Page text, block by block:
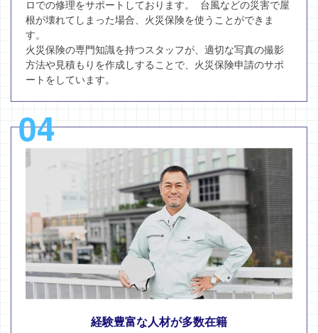
ロでの修理をサポートしております。 台風などの災害で屋
根が壊れてしまった場合、火災保険を使うことができま
す。
火災保険の専門知識を持つスタッフが、適切な写真の撮影
方法や見積もりを作成しすることで、火災保険申請のサポ
ートをしています。
04
経験豊富な人材が多数在籍